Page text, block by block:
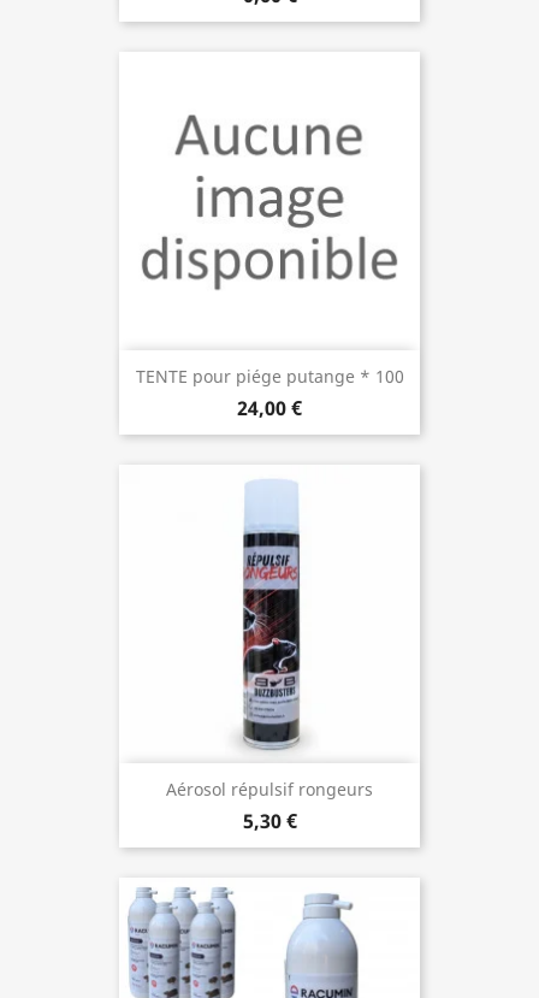
TENTE pour piége putange * 100
24,00 €
Aérosol répulsif rongeurs
5,30 €